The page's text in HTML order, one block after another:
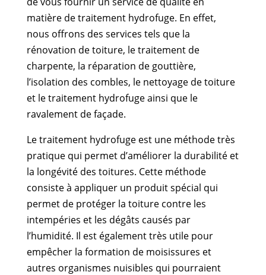
matière de traitement hydrofuge. En effet,
nous offrons des services tels que la
rénovation de toiture, le traitement de
charpente, la réparation de gouttière,
l’isolation des combles, le nettoyage de toiture
et le traitement hydrofuge ainsi que le
ravalement de façade.
Le traitement hydrofuge est une méthode très
pratique qui permet d’améliorer la durabilité et
la longévité des toitures. Cette méthode
consiste à appliquer un produit spécial qui
permet de protéger la toiture contre les
intempéries et les dégâts causés par
l’humidité. Il est également très utile pour
empêcher la formation de moisissures et
autres organismes nuisibles qui pourraient